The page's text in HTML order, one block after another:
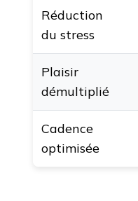
Réduction
du stress
Plaisir
démultiplié
Cadence
optimisée